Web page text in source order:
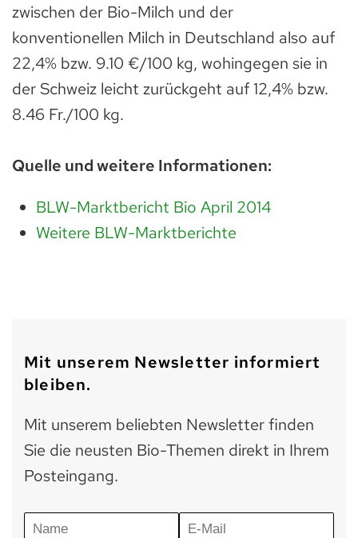
zwischen der Bio-Milch und der
konventionellen Milch in Deutschland also auf
22,4% bzw. 9.10 €/100 kg, wohingegen sie in
der Schweiz leicht zurückgeht auf 12,4% bzw.
8.46 Fr./100 kg.
Quelle und weitere Informationen:
BLW-Marktbericht Bio April 2014
Weitere BLW-Marktberichte
Mit unserem Newsletter informiert
bleiben.
Mit unserem beliebten Newsletter finden
Sie die neusten Bio-Themen direkt in Ihrem
Posteingang.